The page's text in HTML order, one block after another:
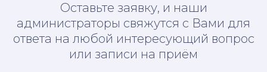
Оставьте заявку, и наши
администраторы свяжутся с Вами для
ответа на любой интересующий вопрос
или записи на приём